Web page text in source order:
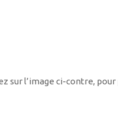
sur l’image ci-contre,